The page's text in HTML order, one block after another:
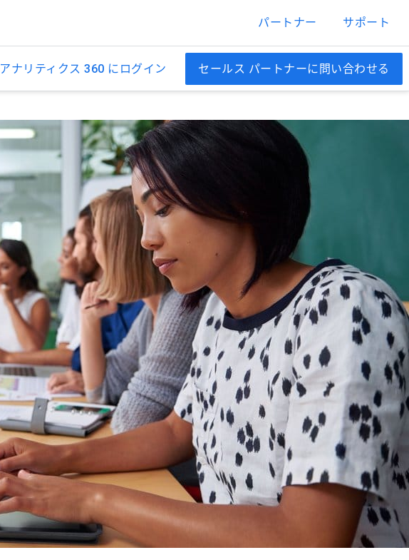
パートナー サポート
アナリティクス 360 にログイン セールス パートナーに問い合わせる